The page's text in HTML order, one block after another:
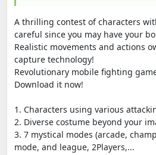
A thrilling contest of characters
careful since you may have your
Realistic movements and actions
capture technology!
Revolutionary mobile fighting
Download it now!
1. Characters using various
2. Diverse costume beyond your
3. 7 mystical modes (arcade,
mode, and league, 2Players,...